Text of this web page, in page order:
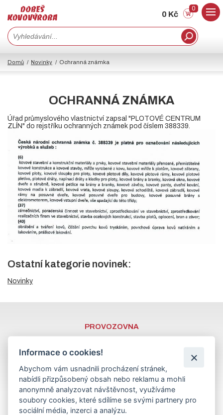
0 Kč
0
Domů Novinky Ochranná známka
OCHRANNÁ ZNÁMKA
Úřad průmyslového vlastnictví zapsal "PLOTOVÉ CENTRUM
ZLÍN" do rejstříku ochranných známek pod číslem 388339.
Ostatní kategorie novinek:
Novinky
PROVOZOVNA
ulice Hvozdenská
763 11 Zlín 11
OTEVÍRACÍ DOBA
Po - Pá : 7.00 - 16.30 hodin
So: ZAVŘENO
Informace o cookies!
Abychom vám usnadnili procházení stránek,
nabídli přizpůsobený obsah nebo reklamu a mohli
anonymně analyzovat návštěvnost, využíváme
soubory cookies, které sdílíme se svými partnery pro
sociální média, inzerci a analýzu.